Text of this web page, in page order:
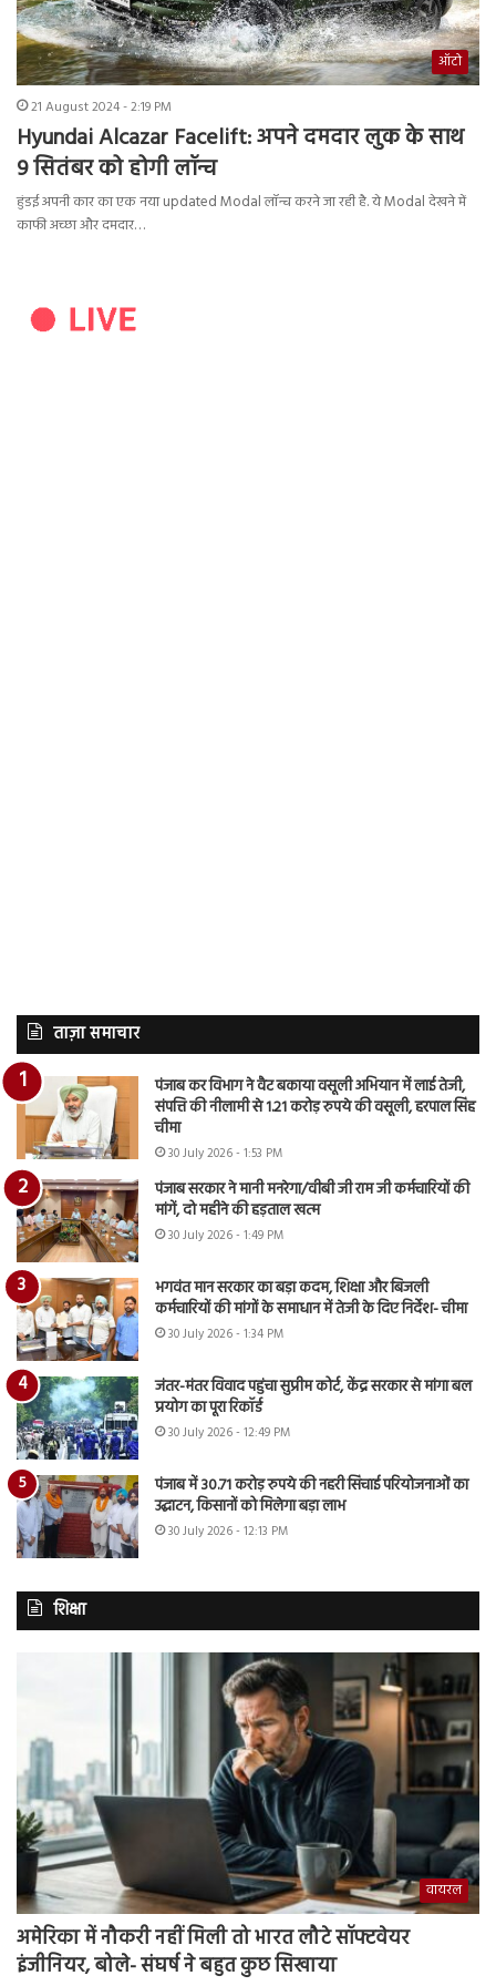
ऑटो
21 August 2024 - 2:19 PM
Hyundai Alcazar Facelift: अपने दमदार लुक के साथ
9 सितंबर को होगी लॉन्च
हुंडई अपनी कार का एक नया updated Modal लॉन्च करने जा रही है. ये Modal देखने में
काफी अच्छा और दमदार…
ताज़ा समाचार
पंजाब कर विभाग ने वैट बकाया वसूली अभियान में लाई तेजी,
संपत्ति की नीलामी से 1.21 करोड़ रुपये की वसूली, हरपाल सिंह
चीमा
30 July 2026 - 1:53 PM
पंजाब सरकार ने मानी मनरेगा/वीबी जी राम जी कर्मचारियों की
मांगें, दो महीने की हड़ताल खत्म
30 July 2026 - 1:49 PM
भगवंत मान सरकार का बड़ा कदम, शिक्षा और बिजली
कर्मचारियों की मांगों के समाधान में तेजी के दिए निर्देश- चीमा
30 July 2026 - 1:34 PM
जंतर-मंतर विवाद पहुंचा सुप्रीम कोर्ट, केंद्र सरकार से मांगा बल
प्रयोग का पूरा रिकॉर्ड
30 July 2026 - 12:49 PM
पंजाब में 30.71 करोड़ रुपये की नहरी सिंचाई परियोजनाओं का
उद्घाटन, किसानों को मिलेगा बड़ा लाभ
30 July 2026 - 12:13 PM
शिक्षा
वायरल
अमेरिका में नौकरी नहीं मिली तो भारत लौटे सॉफ्टवेयर
इंजीनियर, बोले- संघर्ष ने बहुत कुछ सिखाया